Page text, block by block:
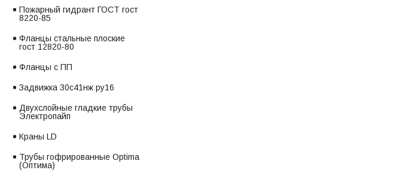
Пожарный гидрант ГОСТ гост
8220-85
Фланцы стальные плоские
гост 12820-80
Фланцы с ПП
Задвижка 30с41нж ру16
Двухслойные гладкие трубы
Электропайп
Краны LD
Трубы гофрированные Optima
(Оптима)